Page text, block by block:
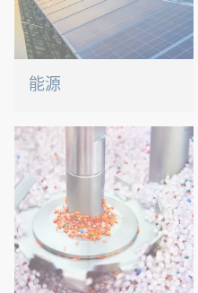
能源
术，我们为改变能源未来贡
献自己的一份力量。